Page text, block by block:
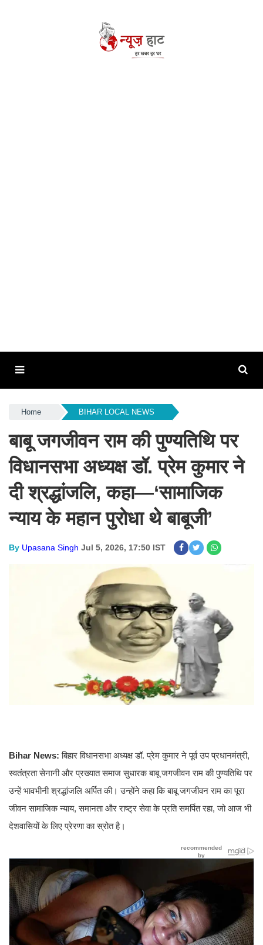
Home BIHAR LOCAL NEWS
बाबू जगजीवन राम की पुण्यतिथि पर
विधानसभा अध्यक्ष डॉ. प्रेम कुमार ने
दी श्रद्धांजलि, कहा—‘सामाजिक
न्याय के महान पुरोधा थे बाबूजी’
By Upasana Singh Jul 5, 2026, 17:50 IST
Bihar News:बिहार विधानसभा अध्यक्ष डॉ. प्रेम कुमार ने पूर्व उप प्रधानमंत्री,
स्वतंत्रता सेनानी और प्रख्यात समाज सुधारक बाबू जगजीवन राम की पुण्यतिथि पर
उन्हें भावभीनी श्रद्धांजलि अर्पित की। उन्होंने कहा कि बाबू जगजीवन राम का पूरा
जीवन सामाजिक न्याय, समानता और राष्ट्र सेवा के प्रति समर्पित रहा, जो आज भी
देशवासियों के लिए प्रेरणा का स्रोत है।